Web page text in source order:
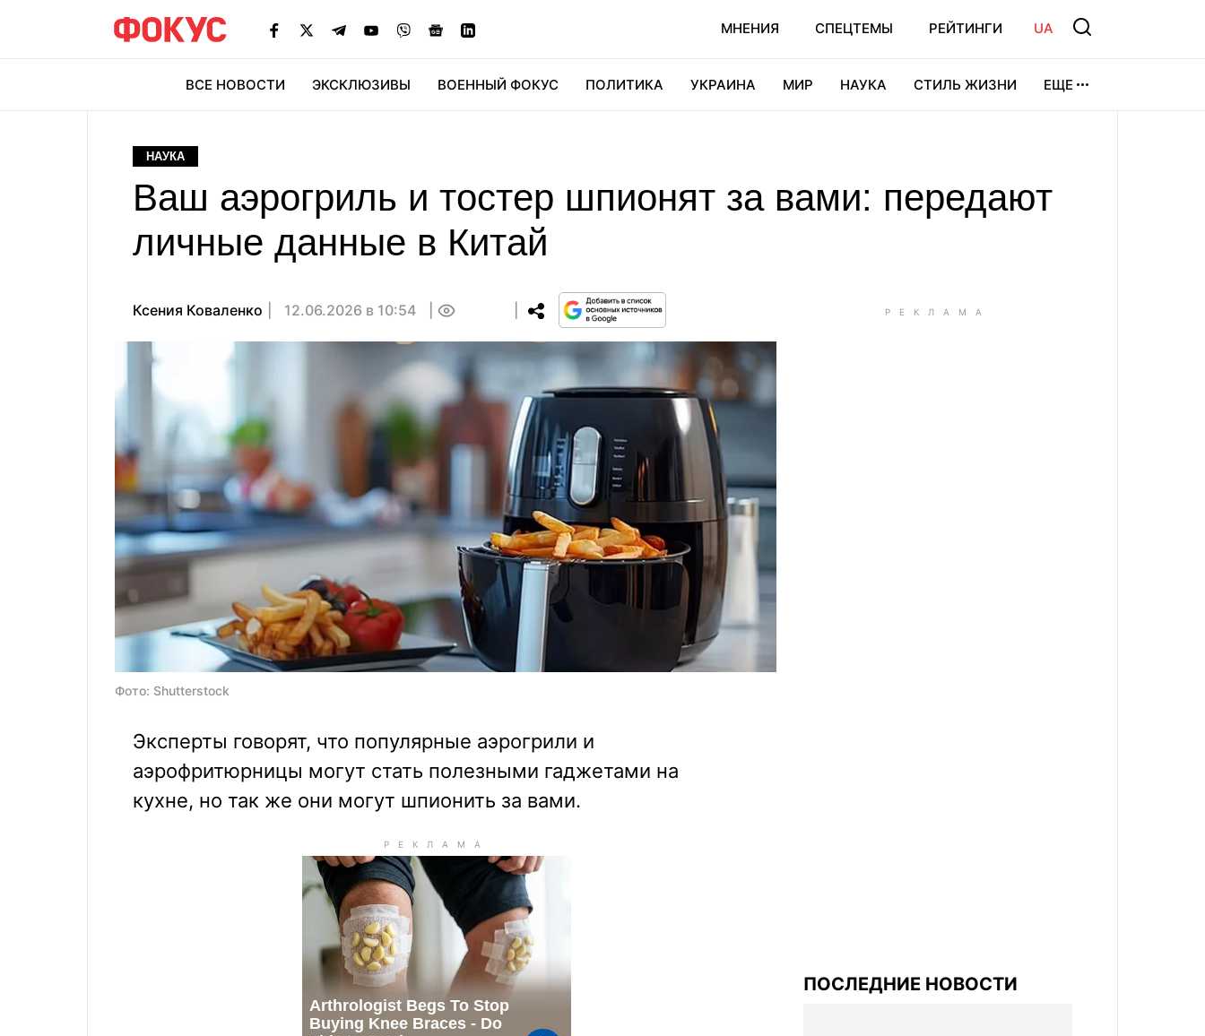
МНЕНИЯ СПЕЦТЕМЫ РЕЙТИНГИ UA
ВСЕ НОВОСТИ ЭКСКЛЮЗИВЫ ВОЕННЫЙ ФОКУС ПОЛИТИКА УКРАИНА МИР НАУКА СТИЛЬ ЖИЗНИ ЕЩЕ
НАУКА
Ваш аэрогриль и тостер шпионят за вами: передают
личные данные в Китай
Ксения Коваленко 12.06.2026 в 10:54
Фото: Shutterstock
Эксперты говорят, что популярные аэрогрили и
аэрофритюрницы могут стать полезными гаджетами на
кухне, но так же они могут шпионить за вами.
ПОСЛЕДНИЕ НОВОСТИ